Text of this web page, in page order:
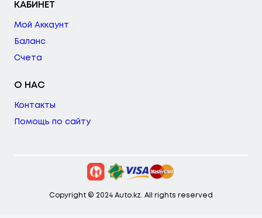
КАБИНЕТ
Мой Аккаунт
Баланс
Счета
О НАС
Контакты
Помощь по сайту
Copyright © 2024 Auto.kz. All rights reserved